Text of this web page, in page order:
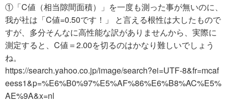
①「C値（相当隙間面積）」を一度も測った事が無いのに、
我が社は「C値=0.50です！」 と言える根性は大したもので
すが、多分そんなに高性能な訳がありませんから、実際に
測定すると、C値＝2.00を切るのはかなり難しいでしょう
ね。
https://search.yahoo.co.jp/image/search?ei=UTF-8&fr=mcaf
eess1&p=%E6%B0%97%E5%AF%86%E6%B8%AC%E5%
AE%9A&x=nl